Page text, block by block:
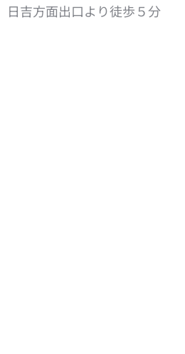
日吉方面出口より徒歩５分